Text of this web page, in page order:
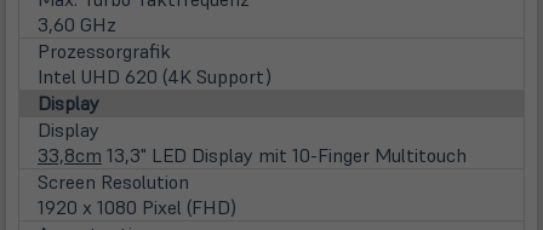
3,60 GHz
Prozessorgrafik
Intel UHD 620 (4K Support)
Display
Display
33,8cm 13,3" LED Display mit 10-Finger Multitouch
Screen Resolution
1920 x 1080 Pixel (FHD)